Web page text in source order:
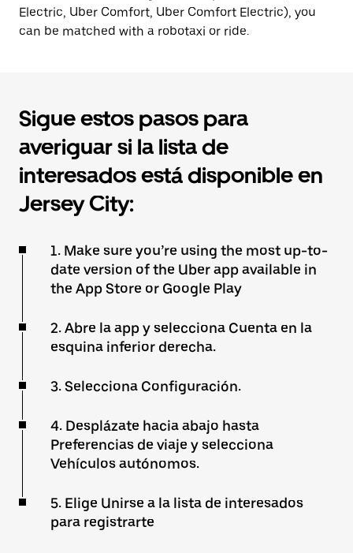
Electric, Uber Comfort, Uber Comfort Electric), you
can be matched with a robotaxi or ride.
Sigue estos pasos para
averiguar si la lista de
interesados está disponible en
Jersey City:
1. Make sure you’re using the most up-to-
date version of the Uber app available in
the App Store or Google Play
2. Abre la app y selecciona Cuenta en la
esquina inferior derecha.
3. Selecciona Configuración.
4. Desplázate hacia abajo hasta
Preferencias de viaje y selecciona
Vehículos autónomos.
5. Elige Unirse a la lista de interesados
para registrarte